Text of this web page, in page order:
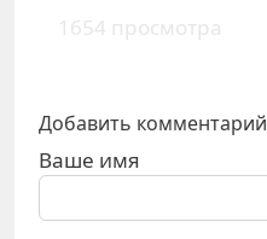
1654 просмотра
Добавить комментарий
Ваше имя